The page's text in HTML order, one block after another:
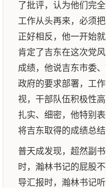
了批评，认为他们完
工作从头再来，必须
正好相反，他一开始
肯定了吉东在这次党
成绩，他说吉东市委
政府的要求部署，工
视，干部队伍积极性
扎实、细密，他特别
将吉东取得的成绩总结
普天成发现，超然副
时，瀚林书记的屁股
导汇报时，瀚林书记